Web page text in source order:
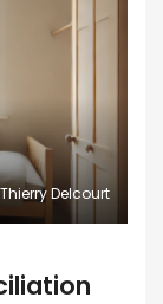
Thierry Delcourt